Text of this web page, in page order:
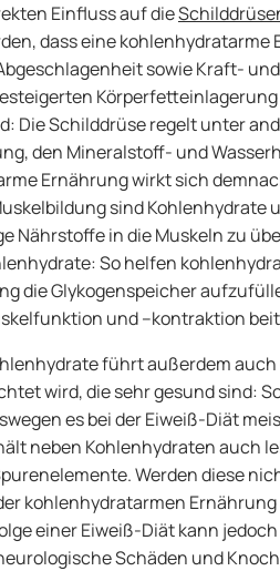
Einfluss auf die
dass eine
sowie Kraft-
Die Schilddrüse regelt unter
den Mineralstoff- und
Ernährung wirkt sich
sind Kohlenhydrate
Nährstoffe in die Muskeln zu
So helfen
die Glykogenspeicher
und –kontraktion
führt außerdem
wird, die sehr gesund sind:
es bei der Eiweiß-Diät
neben Kohlenhydraten auch
Werden diese
kohlenhydratarmen
einer Eiweiß-Diät kann
Schäden und